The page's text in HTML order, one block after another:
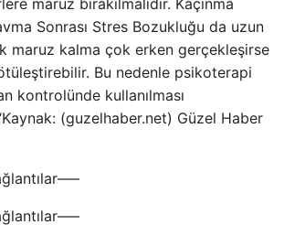
maruz bırakılmalıdır. Kaçınma
Sonrası Stres Bozukluğu da uzun
maruz kalma çok erken gerçekleşirse
Bu nedenle psikoterapi
kontrolünde kullanılması
(guzelhaber.net) Güzel Haber